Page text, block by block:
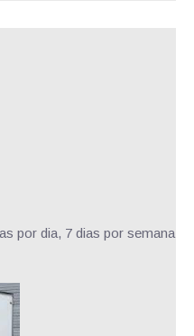
por dia, 7 dias por semana